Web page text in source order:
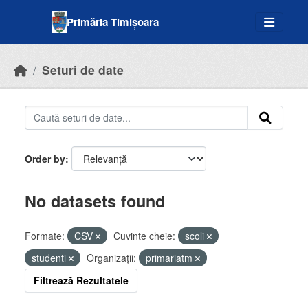
Primăria Timișoara
Seturi de date
Order by
No datasets found
Formate: CSV Cuvinte cheie:
scoli
studenti
Organizații:
primariatm
Filtrează Rezultatele